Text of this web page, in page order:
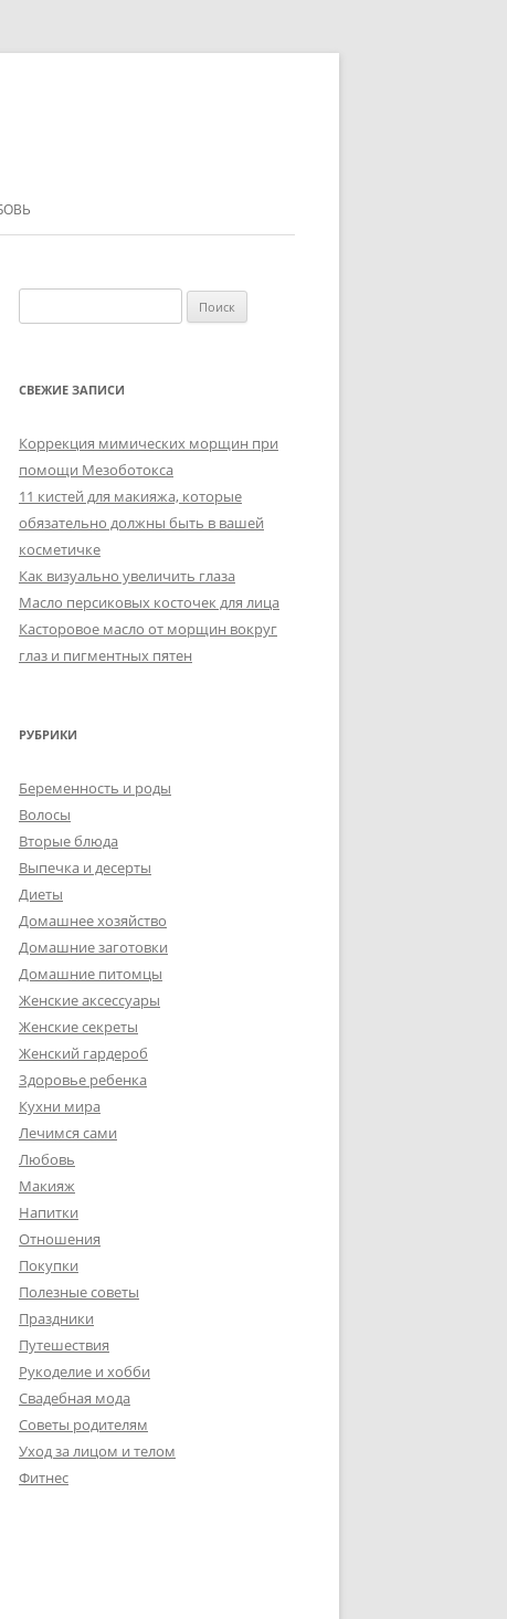
СВЕЖИЕ ЗАПИСИ
Коррекция мимических морщин при
помощи Мезоботокса
11 кистей для макияжа, которые
обязательно должны быть в вашей
косметичке
Как визуально увеличить глаза
Масло персиковых косточек для лица
Касторовое масло от морщин вокруг
глаз и пигментных пятен
РУБРИКИ
Беременность и роды
Волосы
Вторые блюда
Выпечка и десерты
Диеты
Домашнее хозяйство
Домашние заготовки
Домашние питомцы
Женские аксессуары
Женские секреты
Женский гардероб
Здоровье ребенка
Кухни мира
Лечимся сами
Любовь
Макияж
Напитки
Отношения
Покупки
Полезные советы
Праздники
Путешествия
Рукоделие и хобби
Свадебная мода
Советы родителям
Уход за лицом и телом
Фитнес